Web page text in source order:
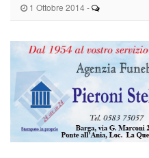
1 Ottobre 2014 -